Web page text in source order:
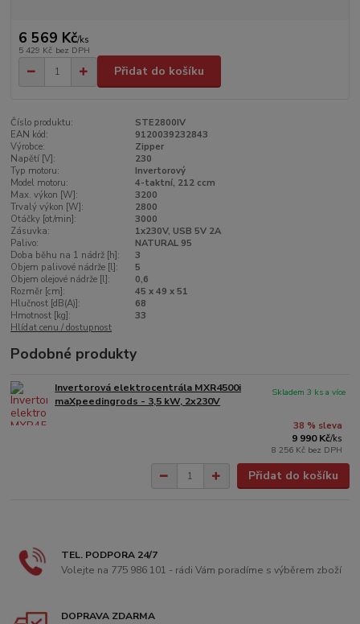
6 569 Kč/ks
5 429 Kč bez DPH
Přidat do košíku
Číslo produktu:
STE2800IV
EAN kód:
9120039232843
Výrobce:
Zipper
Napětí [V]:
230
Typ motoru:
Invertorový
Model motoru:
4-taktní, 212 ccm
Max. výkon [W]:
3200
Trvalý výkon [W]:
2800
Otáčky [ot/min]:
3000
Zásuvka:
1x230V, USB 5V 2A
Palivo:
NATURAL 95
Doba běhu na 1 nádrž [h]:
3
Objem palivové nádrže [l]:
5
Objem olejové nádrže [l]:
0,6
Rozměr [cm]:
45 x 49 x 51
Hlučnost [dB(A)]:
68
Hmotnost [kg]:
33
Hlídat cenu / dostupnost
Podobné produkty
Invertorová elektrocentrála MXR4500i
maXpeedingrods - 3,5 kW, 2x230V
38 % sleva
9 990 Kč/ks
8 256 Kč bez DPH
Skladem 3 ks a více
Přidat do košíku
TEL. PODPORA 24/7
Volejte na 775 986 101 - rádi Vám poradíme s výběrem zboží
DOPRAVA ZDARMA